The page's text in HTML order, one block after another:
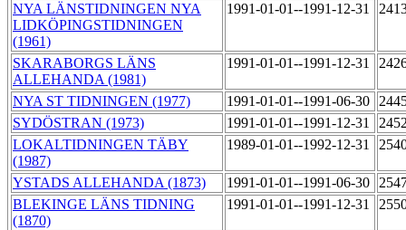
NYA LÄNSTIDNINGEN NYA
LIDKÖPINGSTIDNINGEN
(1961)
1991-01-01--1991-12-31
SKARABORGS LÄNS
ALLEHANDA (1981)
1991-01-01--1991-12-31
NYA ST TIDNINGEN (1977) 1991-01-01--1991-06-30
SYDÖSTRAN (1973)
1991-01-01--1991-12-31
LOKALTIDNINGEN TÄBY
(1987)
1989-01-01--1992-12-31
YSTADS ALLEHANDA (1873) 1991-01-01--1991-06-30
BLEKINGE LÄNS TIDNING
(1870)
1991-01-01--1991-12-31